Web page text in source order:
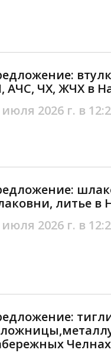
АЧС, ЧХ, ЖЧХ в
июля 2026 г. в
литье в
июля 2026 г. в
Челнах